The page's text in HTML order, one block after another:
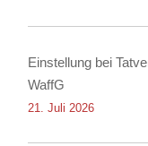
Einstellung bei
WaffG
21. Juli 2026